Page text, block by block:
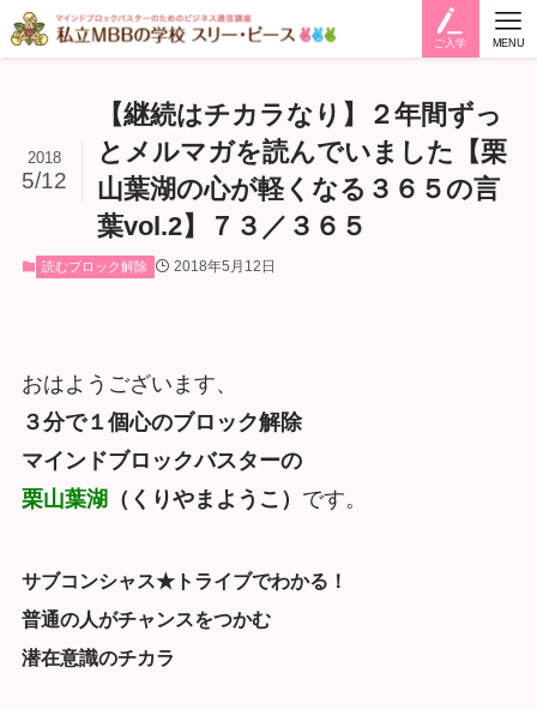
ご入学 MENU
【継続はチカラなり】２年間ずっ
とメルマガを読んでいました【栗
山葉湖の心が軽くなる３６５の言
葉vol.2】７３／３６５
2018
5/12
読むブロック解除 2018年5月12日
おはようございます、
３分で１個心のブロック解除
マインドブロックバスターの
栗山葉湖 （くりやまようこ） です。
サブコンシャス★トライブでわかる！
普通の人がチャンスをつかむ
潜在意識のチカラ